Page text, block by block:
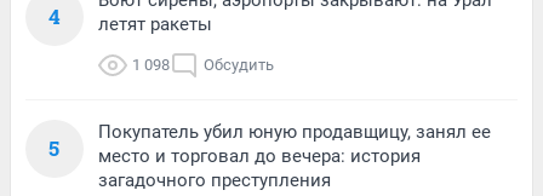
4
летят ракеты
1 098 Обсудить
5
Покупатель убил юную продавщицу, занял ее
место и торговал до вечера: история
загадочного преступления